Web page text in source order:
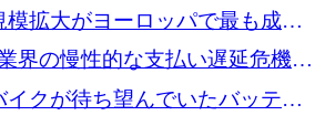
ダムに根を張る
模拡大がヨーロッパで最も成功
み出す、アントラー氏が発見
界の慢性的な支払い遅延危機に
290 万ポンドを調達
イクが待ち望んでいたバッテリ